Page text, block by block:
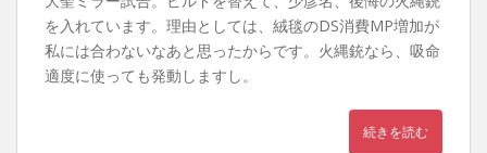
を入れています。理由としては、絨毯のDS消費MP増加が
私には合わないなあと思ったからです。火縄銃なら、吸命
適度に使っても発動しますし。
続きを読む